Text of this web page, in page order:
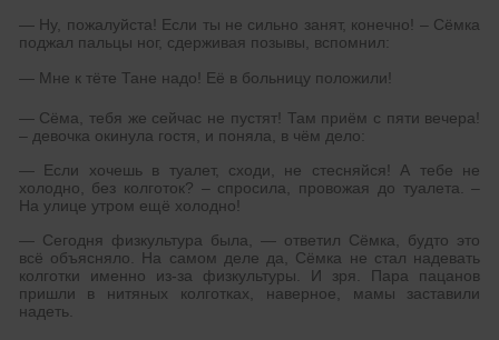
— Ну, пожалуйста! Если ты не сильно занят, конечно! – Сёмка
поджал пальцы ног, сдерживая позывы, вспомнил:
— Мне к тёте Тане надо! Её в больницу положили!
— Сёма, тебя же сейчас не пустят! Там приём с пяти вечера!
– девочка окинула гостя, и поняла, в чём дело:
— Если хочешь в туалет, сходи, не стесняйся! А тебе не
холодно, без колготок? – спросила, провожая до туалета. –
На улице утром ещё холодно!
— Сегодня физкультура была, — ответил Сёмка, будто это
всё объясняло. На самом деле да, Сёмка не стал надевать
колготки именно из-за физкультуры. И зря. Пара пацанов
пришли в нитяных колготках, наверное, мамы заставили
надеть.